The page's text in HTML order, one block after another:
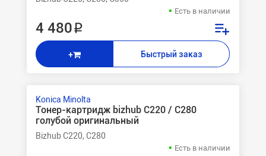
Есть в наличии
4 480 ₽
+ Быстрый заказ
Konica Minolta
Тонер-картридж bizhub С220 / C280
голубой оригинальный
Bizhub C220, C280
Есть в наличии